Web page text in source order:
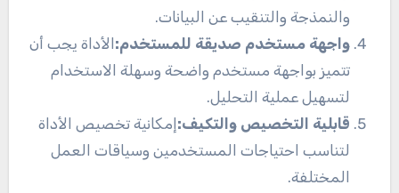
والنمذجة والتنقيب عن البيانات.
واجهة مستخدم صديقة للمستخدم:الأداة يجب أن
تتميز بواجهة مستخدم واضحة وسهلة الاستخدام
لتسهيل عملية التحليل.
قابلية التخصيص والتكيف:إمكانية تخصيص الأداة
لتناسب احتياجات المستخدمين وسياقات العمل
المختلفة.